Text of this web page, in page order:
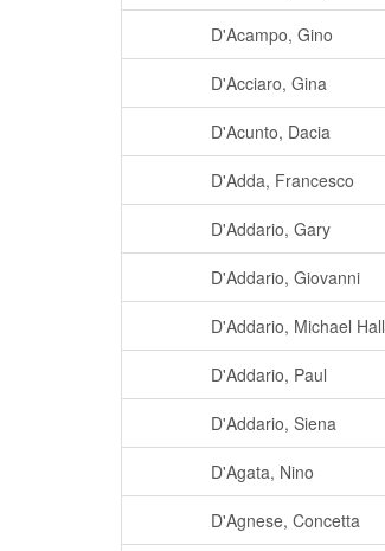
D'Acampo, Gino
D'Acciaro, Gina
D'Acunto, Dacia
D'Adda, Francesco
D'Addario, Gary
D'Addario, Giovanni
D'Addario, Michael Hall
D'Addario, Paul
D'Addario, Siena
D'Agata, Nino
D'Agnese, Concetta